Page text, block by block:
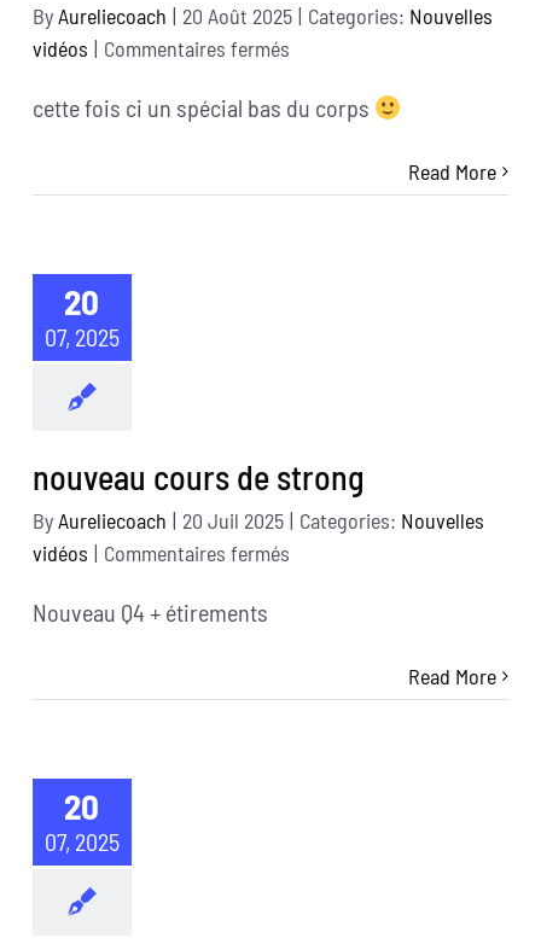
ByAureliecoach | 20 Août 2025 | Categories: Nouvelles
vidéos | Commentaires ferméssur
cours
cette fois ci un spécial bas du corps
Read More
20
07, 2025
nouveau cours de strong
ByAureliecoach | 20 Juil 2025 | Categories: Nouvelles
vidéos | Commentaires ferméssur
Nouveau Q4 + étirements
Read More
20
07, 2025